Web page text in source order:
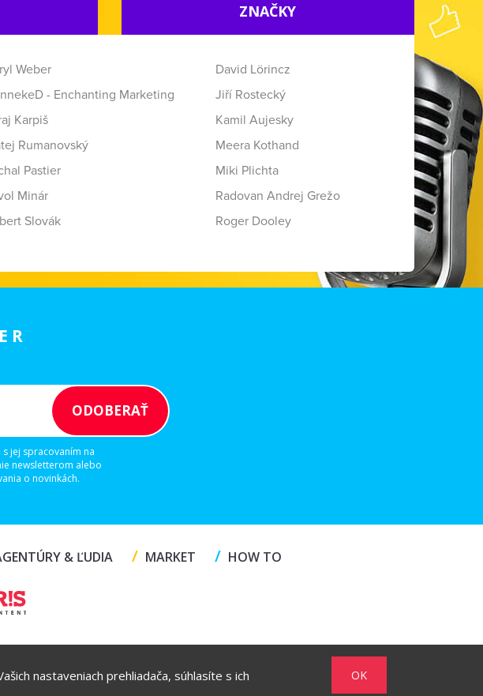
nastaveniach prehliadača, súhlasíte s ich OK
ZNAČKY
Weber
David Lörincz
- Enchanting Marketing
Jiří Rostecký
Karpiš
Kamil Aujesky
Rumanovský
Meera Kothand
Pastier
Miki Plichta
Minár
Radovan Andrej Grežo
Slovák Roger Dooley
jej spracovaním na
newsletterom alebo
o novinkách.
& ĽUDIA / MARKET / HOW TO